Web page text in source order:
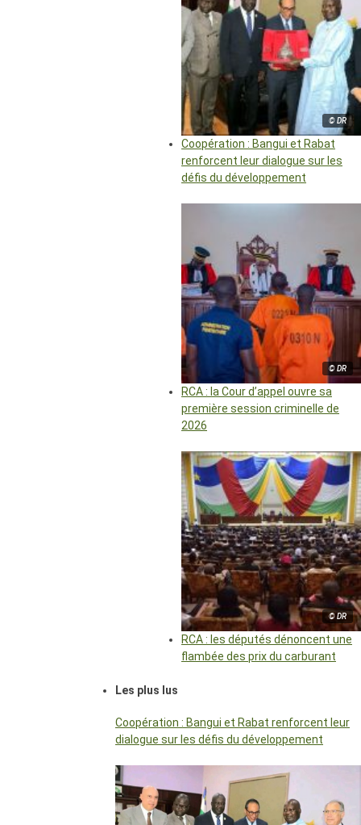
© DR
Coopération : Bangui et Rabat
renforcent leur dialogue sur les
défis du développement
© DR
RCA : la Cour d’appel ouvre sa
première session criminelle de
2026
© DR
RCA : les députés dénoncent une
flambée des prix du carburant
Les plus lus
Coopération : Bangui et Rabat renforcent leur
dialogue sur les défis du développement